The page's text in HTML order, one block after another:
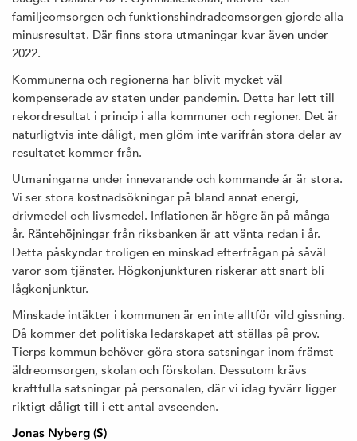
familjeomsorgen och funktionshindradeomsorgen gjorde alla
minusresultat. Där finns stora utmaningar kvar även under
2022.
Kommunerna och regionerna har blivit mycket väl
kompenserade av staten under pandemin. Detta har lett till
rekordresultat i princip i alla kommuner och regioner. Det är
naturligtvis inte dåligt, men glöm inte varifrån stora delar av
resultatet kommer från.
Utmaningarna under innevarande och kommande år är stora.
Vi ser stora kostnadsökningar på bland annat energi,
drivmedel och livsmedel. Inflationen är högre än på många
år. Räntehöjningar från riksbanken är att vänta redan i år.
Detta påskyndar troligen en minskad efterfrågan på såväl
varor som tjänster. Högkonjunkturen riskerar att snart bli
lågkonjunktur.
Minskade intäkter i kommunen är en inte alltför vild gissning.
Då kommer det politiska ledarskapet att ställas på prov.
Tierps kommun behöver göra stora satsningar inom främst
äldreomsorgen, skolan och förskolan. Dessutom krävs
kraftfulla satsningar på personalen, där vi idag tyvärr ligger
riktigt dåligt till i ett antal avseenden.
Jonas Nyberg (S)